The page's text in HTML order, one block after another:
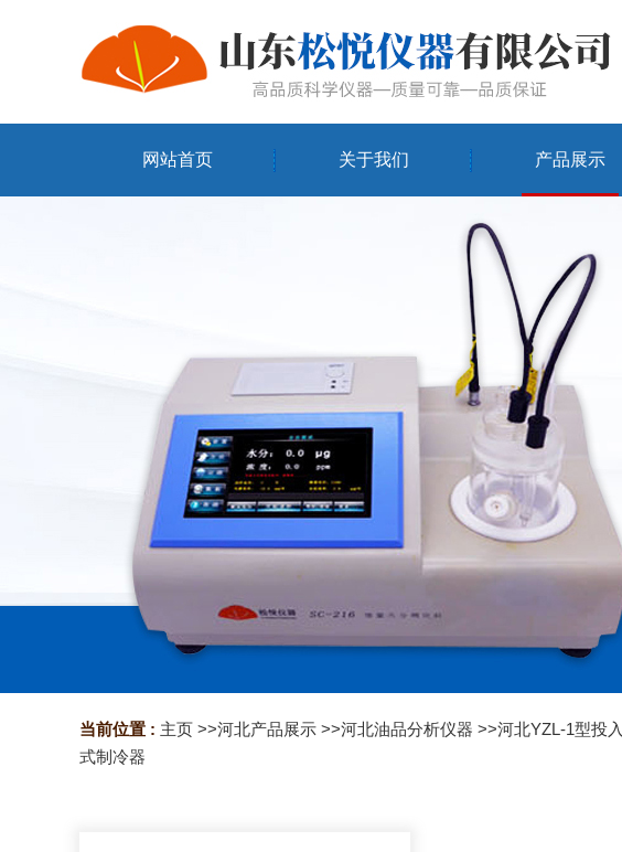
网站首页 关于我们 产品展示
当前位置 : 主页 >>河北产品展示 >>河北油品分析仪器 >>河北YZL-1型投入
式制冷器